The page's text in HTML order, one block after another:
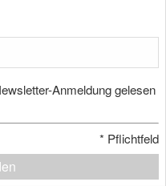
Anmeldung gelesen
* Pflichtfeld